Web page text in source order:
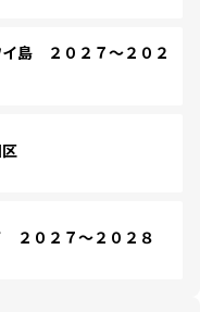
島 ２０２７～２０２
０２７～２０２８